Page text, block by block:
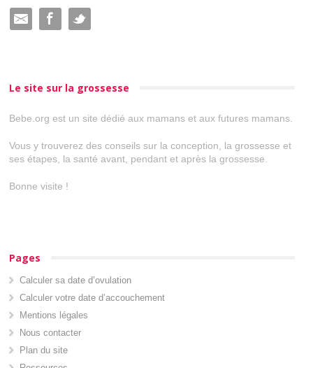
Le site sur la grossesse
Bebe.org est un site dédié aux mamans et aux futures mamans.
Vous y trouverez des conseils sur la conception, la grossesse et
ses étapes, la santé avant, pendant et après la grossesse.
Bonne visite !
Pages
Calculer sa date d’ovulation
Calculer votre date d’accouchement
Mentions légales
Nous contacter
Plan du site